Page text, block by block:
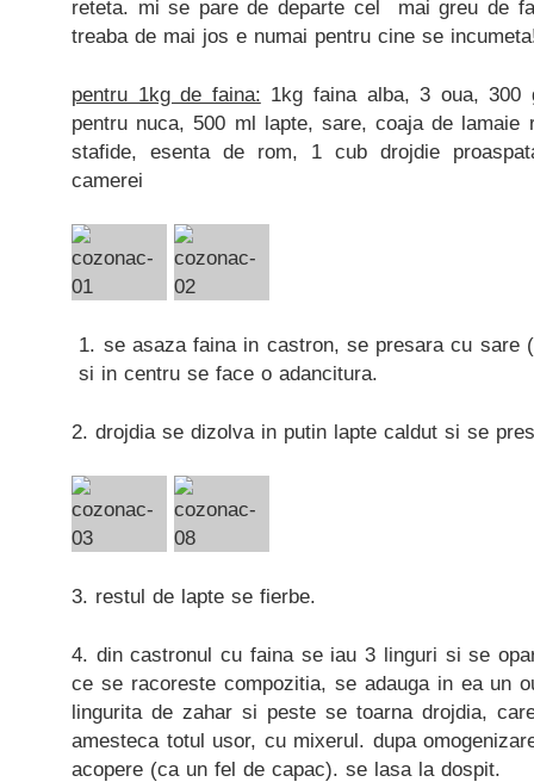
reteta. mi se pare de departe cel mai greu de
treaba de mai jos e numai pentru cine se
pentru 1kg de faina: 1kg faina alba, 3 oua,
pentru nuca, 500 ml lapte, sare, coaja de lamaie
stafide, esenta de rom, 1 cub drojdie
camerei
1. se asaza faina in castron, se presara cu sare
si in centru se face o adancitura.
2. drojdia se dizolva in putin lapte caldut si se
3. restul de lapte se fierbe.
4. din castronul cu faina se iau 3 linguri si se
ce se racoreste compozitia, se adauga in ea un
lingurita de zahar si peste se toarna drojdia,
amesteca totul usor, cu mixerul. dupa
acopere (ca un fel de capac). se lasa la dospit.